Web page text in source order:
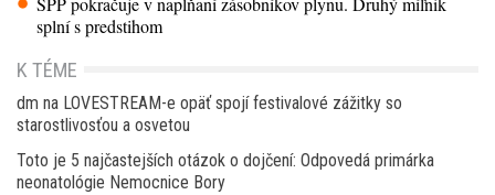
splní s predstihom
K TÉME
dm na LOVESTREAM-e opäť spojí festivalové zážitky so
starostlivosťou a osvetou
Toto je 5 najčastejších otázok o dojčení: Odpovedá primárka
neonatológie Nemocnice Bory